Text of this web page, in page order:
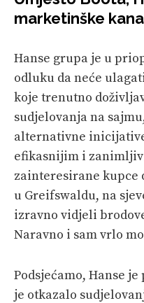
marketinške
Hanse grupa je u
odluku da neće
koje trenutno
sudjelovanja na
alternativne
efikasnijim i
zainteresirane kupce
u Greifswaldu, na
izravno vidjeli
Naravno i sam vrlo
Podsjećamo, Hanse
je otkazalo